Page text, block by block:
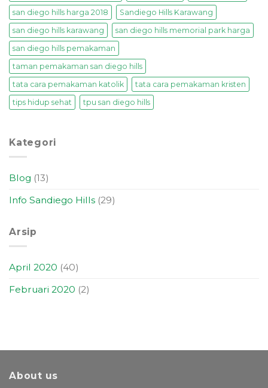
san diego hills harga 2018
Sandiego Hills Karawang
san diego hills karawang
san diego hills memorial park harga
san diego hills pemakaman
taman pemakaman san diego hills
tata cara pemakaman katolik
tata cara pemakaman kristen
tips hidup sehat
tpu san diego hills
Kategori
Blog (13)
Info Sandiego Hills (29)
Arsip
April 2020 (40)
Februari 2020 (2)
About us